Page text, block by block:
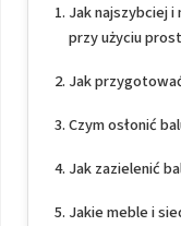
Jak najszybciej
przy użyciu
Jak
Czym osłonić
Jak zazielenić
Jakie meble i